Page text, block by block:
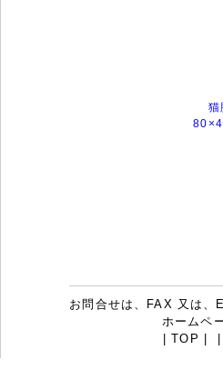
猫
お問合せは、FAX 又は
ホームペ
|TOP |